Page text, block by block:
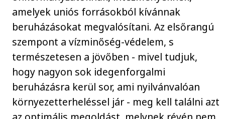
amelyek uniós forrásokból kívánnak
beruházásokat megvalósítani. Az elsőrangú
szempont a vízminőség-védelem, s
természetesen a jövőben - mivel tudjuk,
hogy nagyon sok idegenforgalmi
beruházásra kerül sor, ami nyilvánvalóan
környezetterheléssel jár - meg kell találni azt